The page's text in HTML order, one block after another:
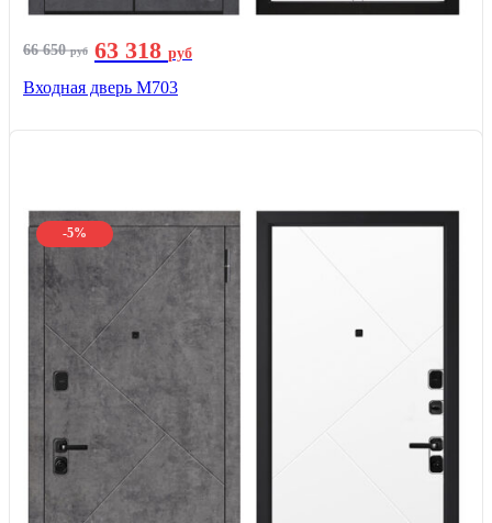
66 650руб 63 318 руб
Входная дверь М703
-5%